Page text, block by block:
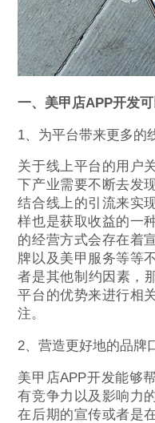
一、美甲店APP开发
1、为平台带来更多的
关于线上平台的用户
下产业需要不断去发
结合线上的引流来实
样也是获取收益的一
的经营方式会存在着
牌以及美甲服务等等
者是其他制约因素，
平台的优势来进行相
注。
2、营造更好地的品牌
美甲店APP开发能够
有竞争力以及影响力
在后期的宣传或者是